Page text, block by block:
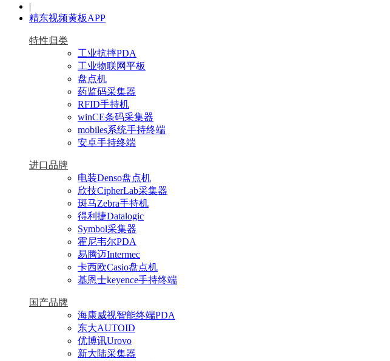
|
精东视频黄板APP
特性归类
工业抗摔PDA
工业物联网平板
盘点机
药监码采集器
RFID手持机
winCE条码采集器
mobiles系统手持终端
安卓手持终端
进口品牌
电装Denso盘点机
欣技CipherLab采集器
斑马Zebra手持机
得利捷Datalogic
Symbol采集器
霍尼韦尔PDA
易腾迈Intermec
卡西欧Casio盘点机
基恩士keyence手持终端
国产品牌
海康威视智能终端PDA
东大AUTOID
优博讯Urovo
新大陆采集器